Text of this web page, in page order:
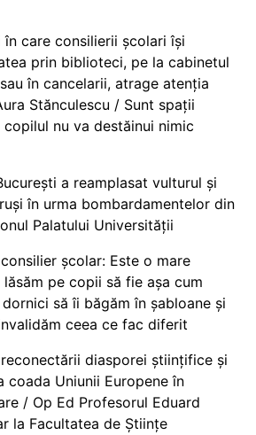
care consilierii școlari își
prin biblioteci, pe la cabinetul
în cancelarii, atrage atenția
Stănculescu / Sunt spații
nu va destăinui nimic
a reamplasat vulturul și
în urma bombardamentelor din
Palatului Universității
școlar: Este o mare
pe copii să fie așa cum
să îi băgăm în șabloane și
ceea ce fac diferit
diasporei științifice și
coada Uniunii Europene în
/ Op Ed Profesorul Eduard
la Facultatea de Științe